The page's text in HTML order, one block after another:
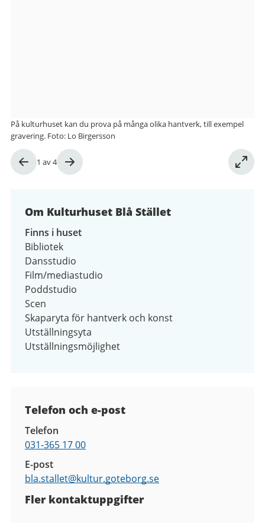
Bild
1 av4
På kulturhuset kan du prova på många olika hantverk, till exempel
gravering. Foto: Lo Birgersson
Om Kulturhuset Blå Stället
Finns i huset
Bibliotek
Dansstudio
Film/mediastudio
Poddstudio
Scen
Skaparyta för hantverk och konst
Utställningsyta
Utställningsmöjlighet
Telefon och e-post
Telefon
031-365 17 00
E-post
bla.stallet@kultur.goteborg.se
Fler kontaktuppgifter